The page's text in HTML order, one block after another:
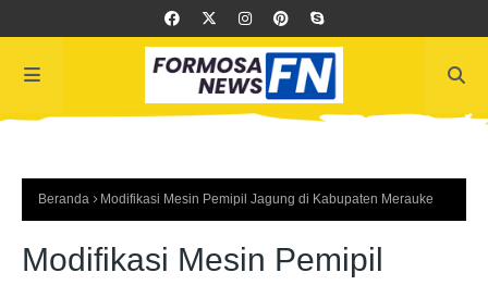
Beranda Modifikasi Mesin Pemipil Jagung di Kabupaten Merauke
Modifikasi Mesin Pemipil